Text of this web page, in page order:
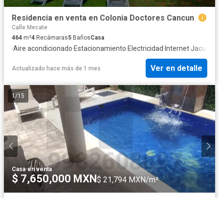
Residencia en venta en Colonia Doctores Cancun
Calle Mecate
464 m²4 Recámaras5 BañosCasa
·Aire acondicionado·Estacionamiento·Electricidad· Internet·Jacuzzi
Actualizado hace más de 1 mes Ver en detalle
1/15
Casa·en venta
$ 7,650,000 MXN$ 21,794 MXN/m²